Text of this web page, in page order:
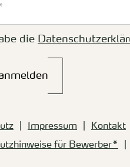
die
Impressum Kontakt
für Bewerber*